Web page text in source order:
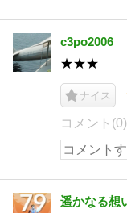
c3po2006
★★★
ナイス
コメント(0)
遥かなる想